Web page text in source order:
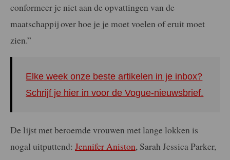
conformeer je niet aan de opvattingen van de
maatschappij over hoe je je moet voelen of eruit moet
zien.”
Elke week onze beste artikelen in je inbox?
Schrijf je hier in voor de Vogue-nieuwsbrief.
De lijst met beroemde vrouwen met lange lokken is
nogal uitputtend: Jennifer Aniston, Sarah Jessica Parker,